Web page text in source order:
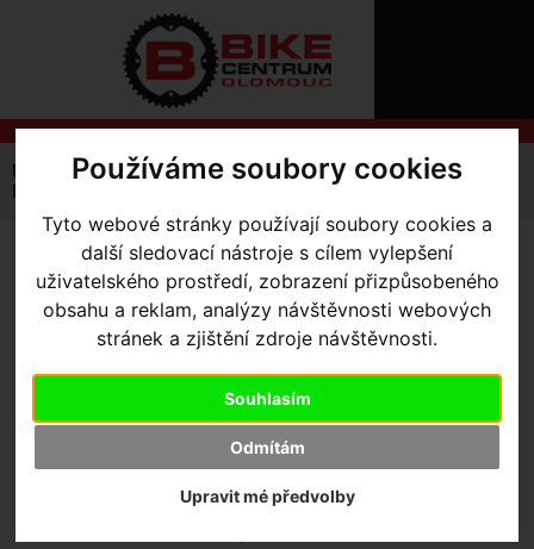
Používáme soubory cookies
Tyto webové stránky používají soubory cookies a
další sledovací nástroje s cílem vylepšení
uživatelského prostředí, zobrazení přizpůsobeného
obsahu a reklam, analýzy návštěvnosti webových
stránek a zjištění zdroje návštěvnosti.
Souhlasím
Odmítám
Upravit mé předvolby
O
REGISTRACE
ZTRATILI
Úvodní strana Komponenty
Sedla
Power Test Saddle
POWER TEST SADDLE-
Red/Wht 143
Specialized
Kód výrobce:
27119-8903
Ano, v Olomouci
Dodací lhůta:
IHNED
24 měsíců